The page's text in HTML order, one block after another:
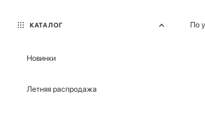
По
КАТАЛОГ
Новинки
Летняя распродажа